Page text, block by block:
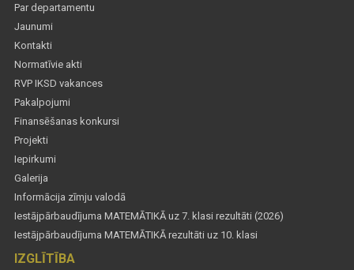
Par departamentu
Jaunumi
Kontakti
Normatīvie akti
RVP IKSD vakances
Pakalpojumi
Finansēšanas konkursi
Projekti
Iepirkumi
Galerija
Informācija zīmju valodā
Iestājpārbaudījuma MATEMĀTIKĀ uz 7. klasi rezultāti (2026)
Iestājpārbaudījuma MATEMĀTIKĀ rezultāti uz 10. klasi
IZGLĪTĪBA